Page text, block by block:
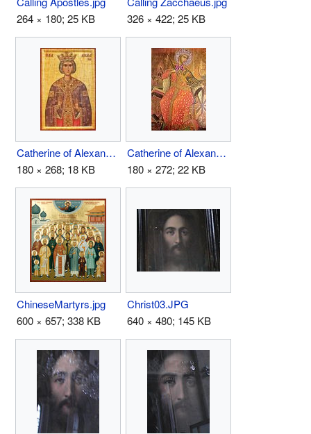
264 × 180; 25 KB
326 × 422; 25 KB
Catherine of Alexandria.jpg
180 × 268; 18 KB
Catherine of Alexandria2.jpg
180 × 272; 22 KB
ChineseMartyrs.jpg
600 × 657; 338 KB
Christ03.JPG
640 × 480; 145 KB